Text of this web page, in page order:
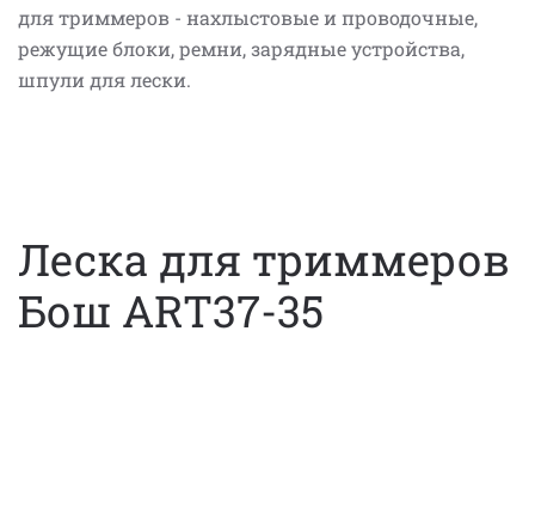
для триммеров - нахлыстовые и проводочные,
режущие блоки, ремни, зарядные устройства,
шпули для лески.
Леска для триммеров
Бош ART37-35